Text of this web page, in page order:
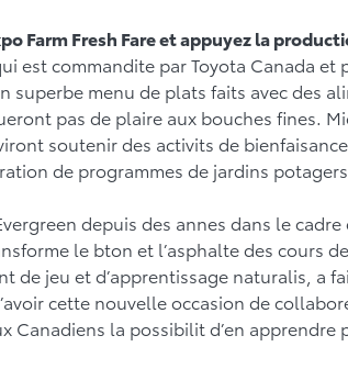
Farm Fresh Fare et appuyez la
est commandite par Toyota Canada
superbe menu de plats faits avec des
pas de plaire aux bouches fines.
soutenir des activits de bienfaisance
de programmes de jardins
depuis des annes dans le
le bton et l’asphalte des cours
de jeu et d’apprentissage naturalis, a
cette nouvelle occasion de
Canadiens la possibilit d’en apprendre